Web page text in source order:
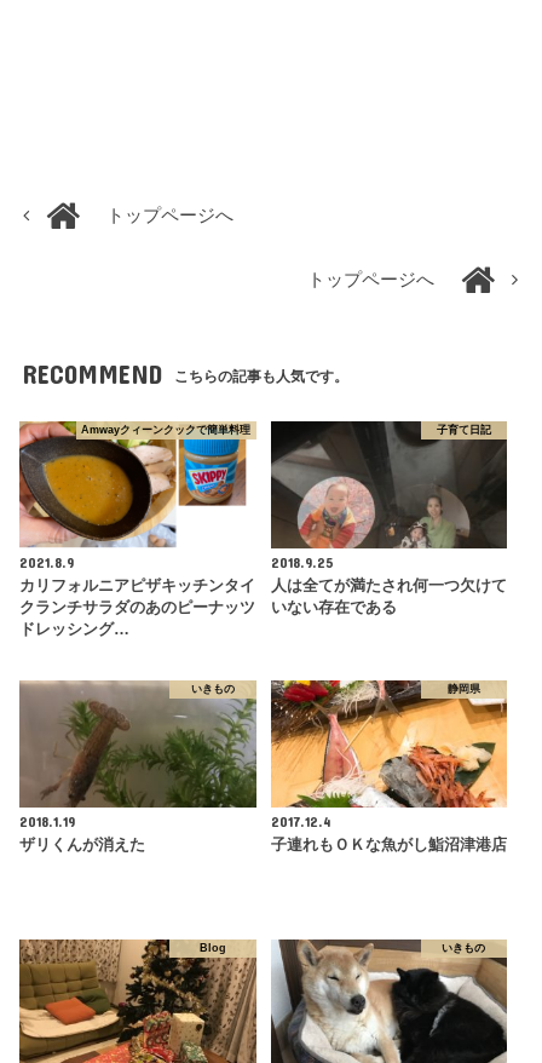
トップページへ
トップページへ
RECOMMEND こちらの記事も人気です。
Amwayクィーンクックで簡単料理
2021.8.9
カリフォルニアピザキッチンタイ
クランチサラダのあのピーナッツ
ドレッシング…
子育て日記
2018.9.25
人は全てが満たされ何一つ欠けて
いない存在である
いきもの
2018.1.19
ザリくんが消えた
静岡県
2017.12.4
子連れもＯＫな魚がし鮨沼津港店
Blog いきもの